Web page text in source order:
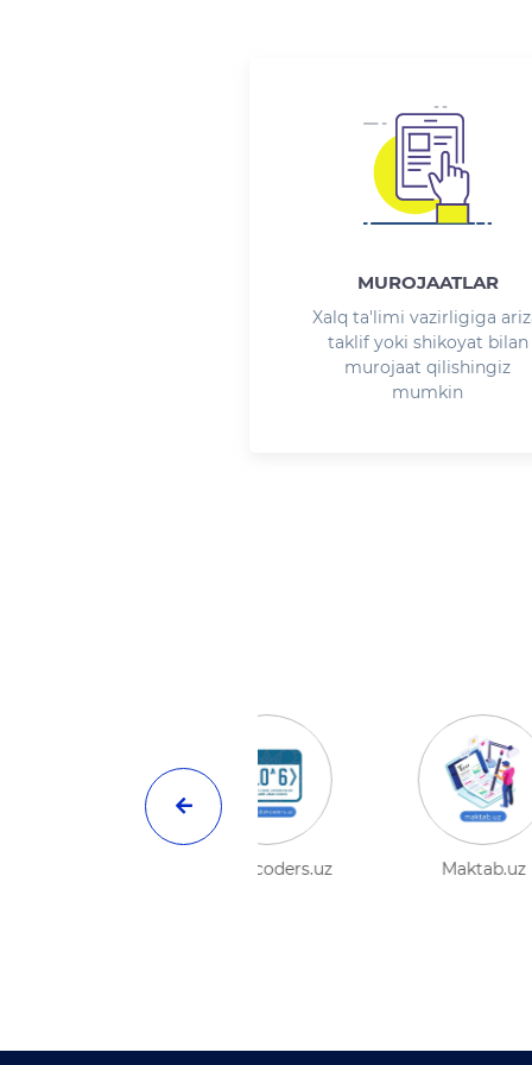
MUROJAATLAR
Xalq ta'limi vazirligiga
taklif yoki shikoyat bilan
murojaat qilishingiz
mumkin
Kundalik.com